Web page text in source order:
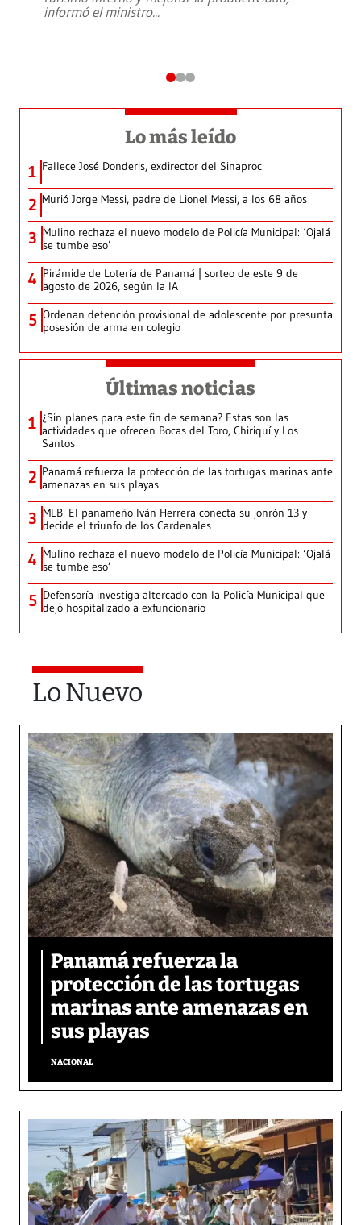
informó el ministro...
Lo más leído
1 Fallece José Donderis, exdirector del Sinaproc
2 Murió Jorge Messi, padre de Lionel Messi, a los 68 años
3 Mulino rechaza el nuevo modelo de Policía Municipal: ‘Ojalá
se tumbe eso’
4 Pirámide de Lotería de Panamá | sorteo de este 9 de
agosto de 2026, según la IA
5 Ordenan detención provisional de adolescente por presunta
posesión de arma en colegio
Últimas noticias
1 ¿Sin planes para este fin de semana? Estas son las
actividades que ofrecen Bocas del Toro, Chiriquí y Los
Santos
2 Panamá refuerza la protección de las tortugas marinas ante
amenazas en sus playas
3 MLB: El panameño Iván Herrera conecta su jonrón 13 y
decide el triunfo de los Cardenales
4 Mulino rechaza el nuevo modelo de Policía Municipal: ‘Ojalá
se tumbe eso’
5 Defensoría investiga altercado con la Policía Municipal que
dejó hospitalizado a exfuncionario
Lo Nuevo
Panamá refuerza la
protección de las tortugas
marinas ante amenazas en
sus playas
NACIONAL